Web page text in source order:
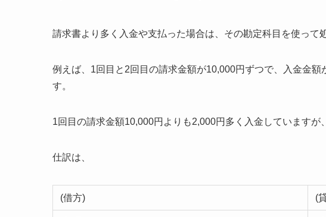
請求書より多く入金や支払った場合は、その勘定科目を使って
例えば、1回目と2回目の請求金額が10,000円ずつで、入金金
す。
1回目の請求金額10,000円よりも2,000円多く入金していますが
仕訳は、
(借方) (